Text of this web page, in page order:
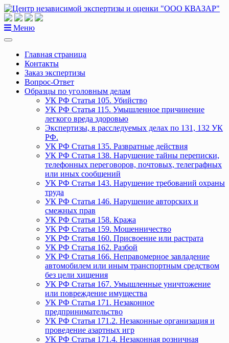
Перейти
к
содержанию
Меню
Главная страница
Контакты
Заказ экспертизы
Вопрос-Ответ
Образцы по уголовным делам
УК РФ Статья 105. Убийство
УК РФ Статья 115. Умышленное причинение
легкого вреда здоровью
Экспертизы, в расследуемых делах по 131, 132 УК
РФ.
УК РФ Статья 135. Развратные действия
УК РФ Статья 138. Нарушение тайны переписки,
телефонных переговоров, почтовых, телеграфных
или иных сообщений
УК РФ Статья 143. Нарушение требований охраны
труда
УК РФ Статья 146. Нарушение авторских и
смежных прав
УК РФ Статья 158. Кража
УК РФ Статья 159. Мошенничество
УК РФ Статья 160. Присвоение или растрата
УК РФ Статья 162. Разбой
УК РФ Статья 166. Неправомерное завладение
автомобилем или иным транспортным средством
без цели хищения
УК РФ Статья 167. Умышленные уничтожение
или повреждение имущества
УК РФ Статья 171. Незаконное
предпринимательство
УК РФ Статья 171.2. Незаконные организация и
проведение азартных игр
УК РФ Статья 171.4. Незаконная розничная